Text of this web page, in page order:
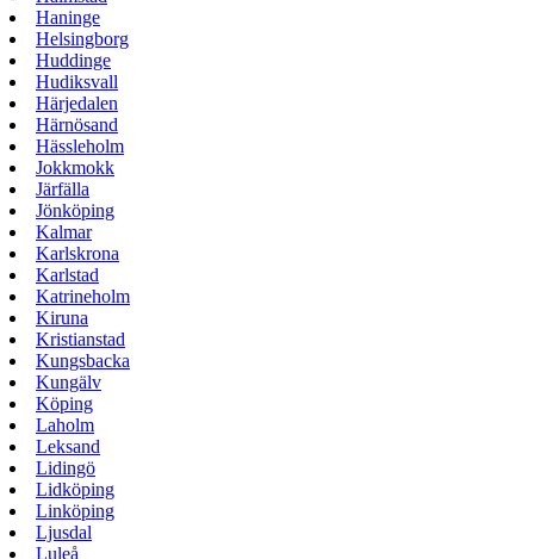
Haninge
Helsingborg
Huddinge
Hudiksvall
Härjedalen
Härnösand
Hässleholm
Jokkmokk
Järfälla
Jönköping
Kalmar
Karlskrona
Karlstad
Katrineholm
Kiruna
Kristianstad
Kungsbacka
Kungälv
Köping
Laholm
Leksand
Lidingö
Lidköping
Linköping
Ljusdal
Luleå